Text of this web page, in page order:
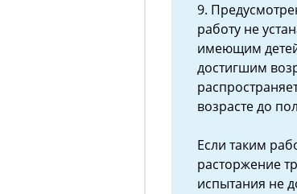
9.
работу не
имеющим детей
достигшим
возрасте до
Если таким
расторжение
испытания не